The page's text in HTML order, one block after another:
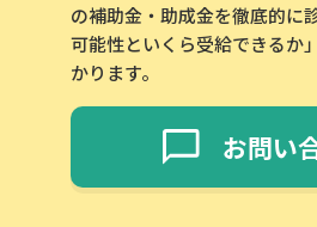
の補助金・助成金を徹底的に
可能性といくら受給できるか
かります。
お問い